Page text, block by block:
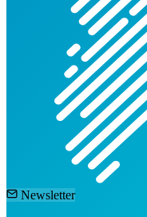
Newsletter